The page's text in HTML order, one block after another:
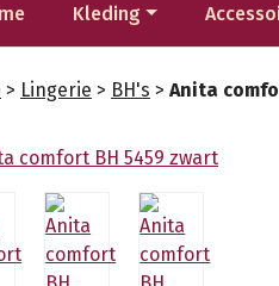
Kleding
> Lingerie > BH's > Anita